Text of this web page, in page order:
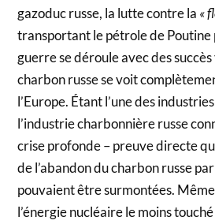
gazoduc russe, la lutte contre la «
transportant le pétrole de Poutine
guerre se déroule avec des
charbon russe se voit
l’Europe. Étant l’une des
l’industrie charbonnière russe
crise profonde – preuve directe
de l’abandon du charbon russe
pouvaient être surmontées.
l’énergie nucléaire le moins